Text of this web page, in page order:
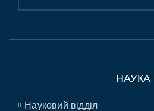
НАУКА
Науковий відділ